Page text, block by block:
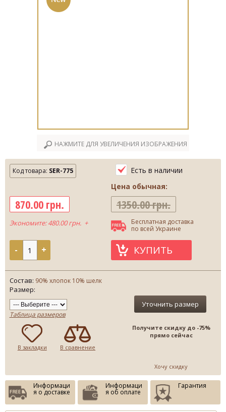
НАЖМИТЕ ДЛЯ УВЕЛИЧЕНИЯ ИЗОБРАЖЕНИЯ
Код товара: SER-775 Есть в наличии
870.00 грн.
Экономите: 480.00 грн. +
Цена обычная:
1350.00 грн.
Бесплатная доставка
по всей Украине
- + КУПИТЬ
Состав: 90% хлопок 10% шелк
Размер:
Таблица размеров
Уточнить размер
Получите скидку до -75%
прямо сейчас
Хочу скидку
В закладки В сравнение
Информаци
я о доставке
Информаци
я об оплате
Гарантия